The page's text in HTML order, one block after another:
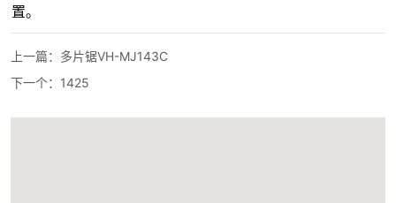
置。
上一篇： 多片锯VH-MJ143C
下一个： 1425